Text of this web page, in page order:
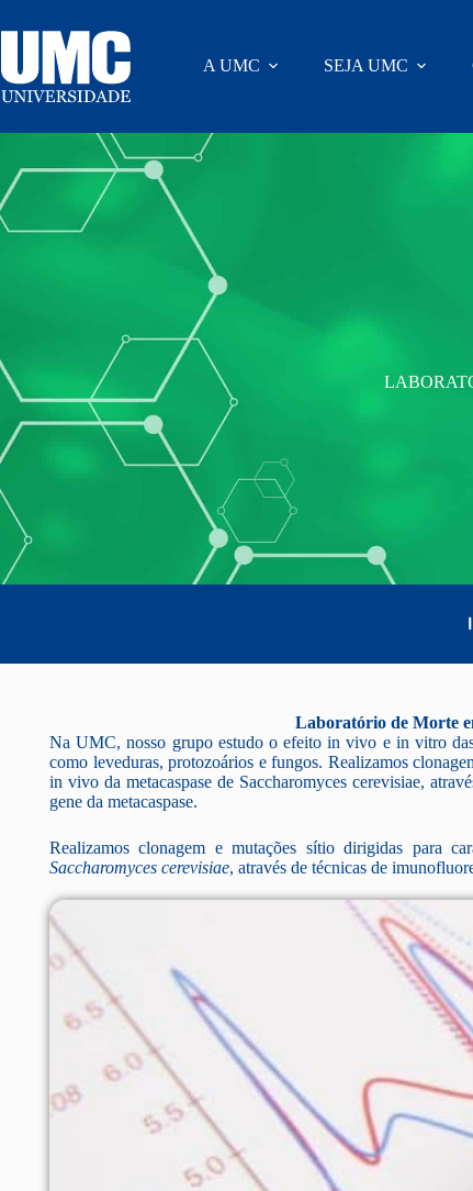
A UMC SEJA UMC
Laboratório de Morte
Na UMC, nosso grupo estudo o efeito in vivo e in vitro das
como leveduras, protozoários e fungos. Realizamos
in vivo da metacaspase de Saccharomyces cerevisiae,
gene da metacaspase.
Realizamos clonagem e mutações sítio dirigidas para
Saccharomyces cerevisiae, através de técnicas de